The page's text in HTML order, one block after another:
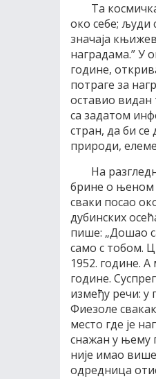
Та
око себе; људи
значаја
наградама.” У
године,
потраге за
оставио видан
са задатом
стран, да би
природи,
На
брине о њеном
сваки посао
дубинских
пише: „Дошао
само с тобом.
1952. године.
године.
између речи: у
Фиезоле
место где је
снажан у њему
није имао
одредница